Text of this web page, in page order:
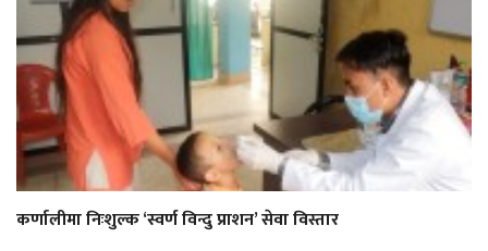
कर्णालीमा निःशुल्क ‘स्वर्ण विन्दु प्राशन’ सेवा विस्तार